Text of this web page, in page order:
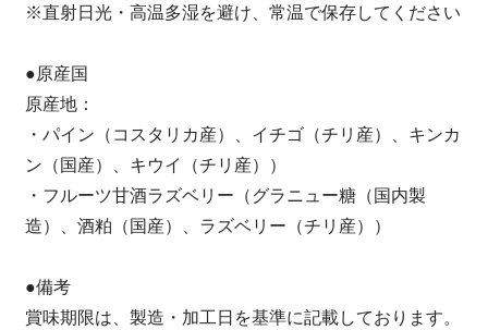
※直射日光・高温多湿を避け、常温で保存してください
●原産国
原産地：
・パイン（コスタリカ産）、イチゴ（チリ産）、キンカ
ン（国産）、キウイ（チリ産））
・フルーツ甘酒ラズベリー（グラニュー糖（国内製
造）、酒粕（国産）、ラズベリー（チリ産））
●備考
賞味期限は、製造・加工日を基準に記載しております。